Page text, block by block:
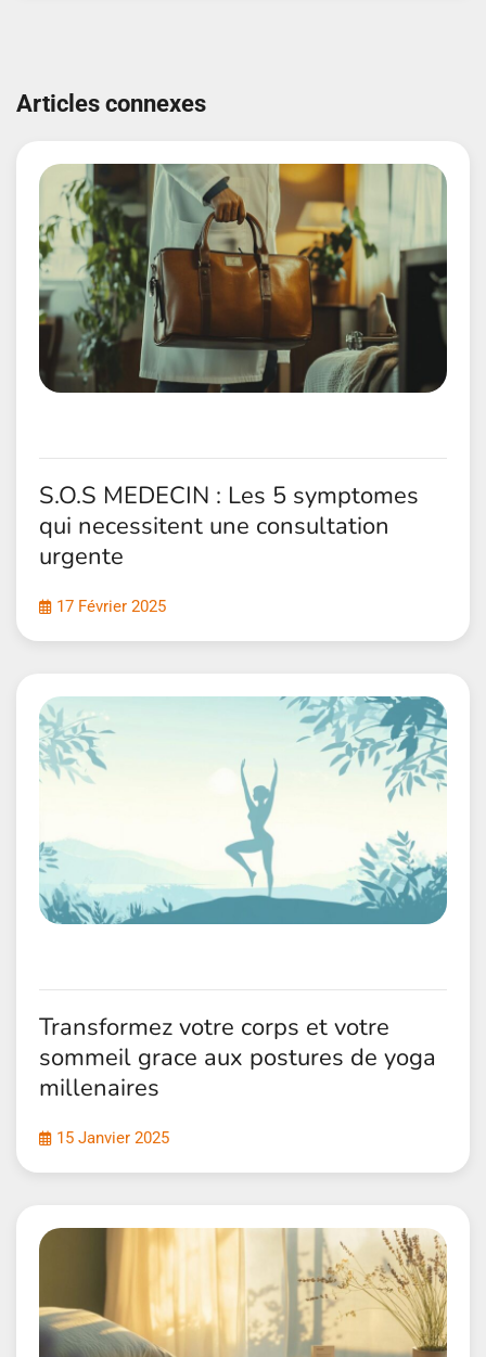
de
Articles connexes
S.O.S MEDECIN : Les 5 symptomes
qui necessitent une consultation
urgente
17 Février 2025
Transformez votre corps et votre
sommeil grace aux postures de yoga
millenaires
15 Janvier 2025